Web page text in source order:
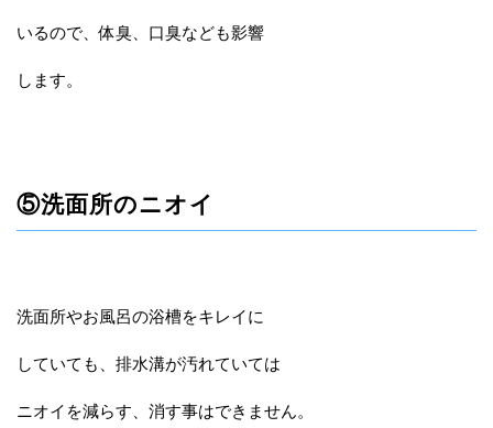
いるので、体臭、口臭なども影響
します。
⑤洗面所のニオイ
洗面所やお風呂の浴槽をキレイに
していても、排水溝が汚れていては
ニオイを減らす、消す事はできません。